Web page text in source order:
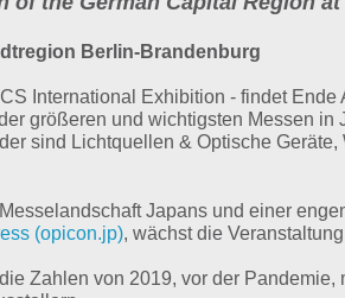
Berlin-Brandenburg
International Exhibition - findet
größeren und wichtigsten Messen
sind Lichtquellen & Optische
Japans und einer
(opicon.jp), wächst die
Zahlen von 2019, vor der